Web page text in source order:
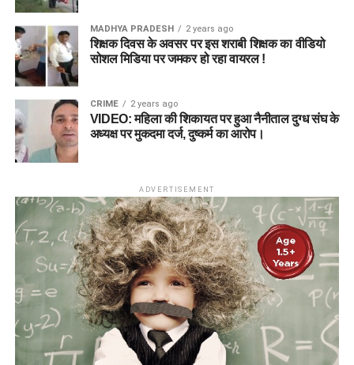
MADHYA PRADESH 2 years ago
शिक्षक दिवस के अवसर पर इस शराबी शिक्षक का वीडियो
सोशल मिडिया पर जमकर हो रहा वायरल !
CRIME 2 years ago
VIDEO: महिला की शिकायत पर हुआ नैनीताल दुग्ध संघ के
अध्यक्ष पर मुकदमा दर्ज, दुष्कर्म का आरोप।
ADVERTISEMENT